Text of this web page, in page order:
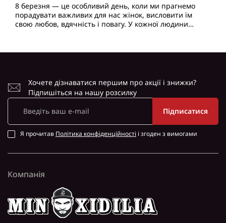
8 березня — це особливий день, коли ми прагнемо
порадувати важливих для нас жінок, висловити їм
свою любов, вдячність і повагу. У кожної людини
Хочете дізнаватися першим про акції і знижки?
Підпишіться на нашу розсилку
Підписатися
Я прочитав Політика конфіденційності і згоден з вимогами
Компанія